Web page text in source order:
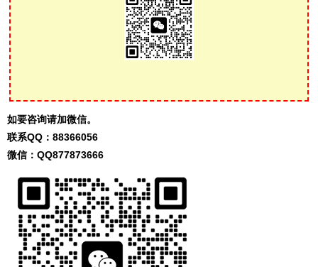
如要咨询请加微信。
联系QQ： 88366056
微信：QQ877873666